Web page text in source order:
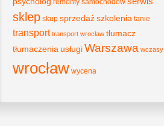
remonty samochodów
sklep skup sprzedaższkolenia tanie
transport transport wrocław tłumacz
tłumaczenia usługiWarszawa wczasy
wrocław wycena